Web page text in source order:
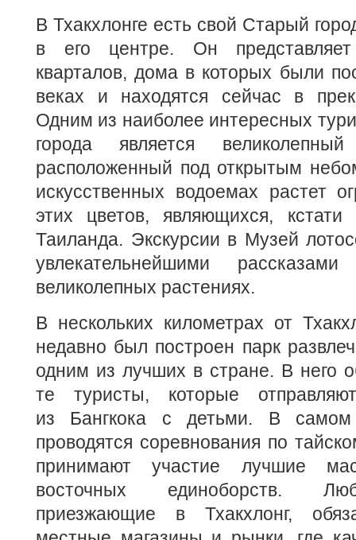
В Тхакхлонге есть свой Старый
в его центре. Он
кварталов, дома в которых были
веках и находятся сейчас в
Одним из наиболее интересных
города является
расположенный под открытым
искусственных водоемах растет
этих цветов, являющихся, кстати
Таиланда. Экскурсии в Музей
увлекательнейшими
великолепных растениях.
В нескольких километрах от
недавно был построен парк
одним из лучших в стране. В него
те туристы, которые
из Бангкока с детьми. В самом
проводятся соревнования по
принимают участие лучшие
восточных единоборств.
приезжающие в Тхакхлонг,